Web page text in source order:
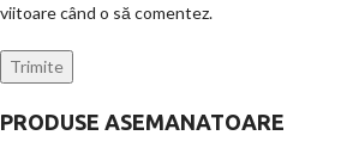
viitoare când o să comentez.
PRODUSE ASEMANATOARE